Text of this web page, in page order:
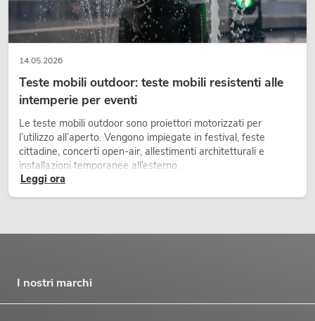
14.05.2026
Teste mobili outdoor: teste mobili resistenti alle
intemperie per eventi
Le teste mobili outdoor sono proiettori motorizzati per
l’utilizzo all’aperto. Vengono impiegate in festival, feste
cittadine, concerti open-air, allestimenti architetturali e
installazioni temporanee all’esterno.
Leggi ora
I nostri marchi